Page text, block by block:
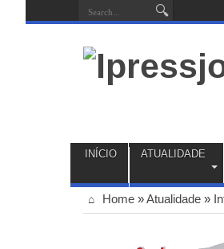
INÍCIO ATUALIDADE
Home »Atualidade »